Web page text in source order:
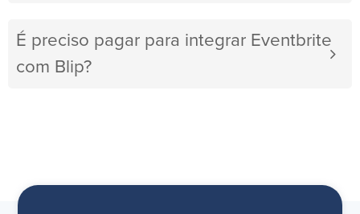
É preciso pagar para integrar Eventbrite
com Blip?